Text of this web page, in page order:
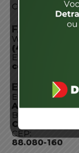
Conheça SC
FALE
WhatsApp:
(48) 3664-
E-mail:
ENDEREÇO
Endereço:
Av. Almirante
Bairro:
Coqueiros,
CEP:
88.080-160